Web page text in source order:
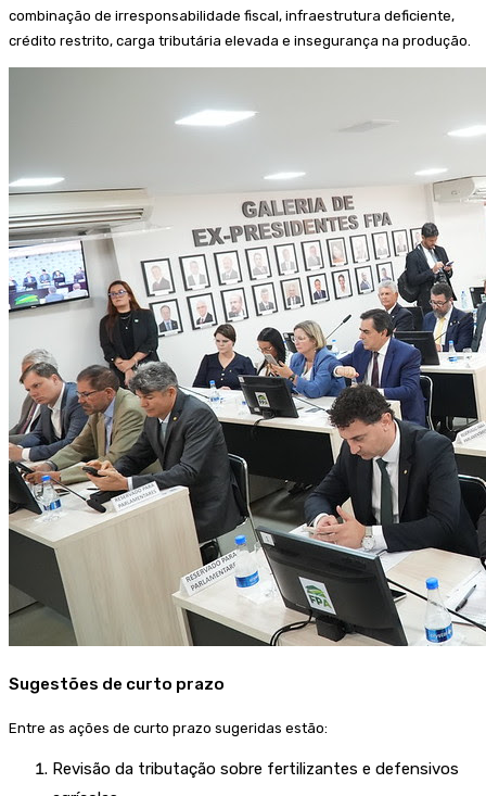
combinação de irresponsabilidade fiscal, infraestrutura deficiente,
crédito restrito, carga tributária elevada e insegurança na produção.
Sugestões de curto prazo
Entre as ações de curto prazo sugeridas estão:
Revisão da tributação sobre fertilizantes e defensivos